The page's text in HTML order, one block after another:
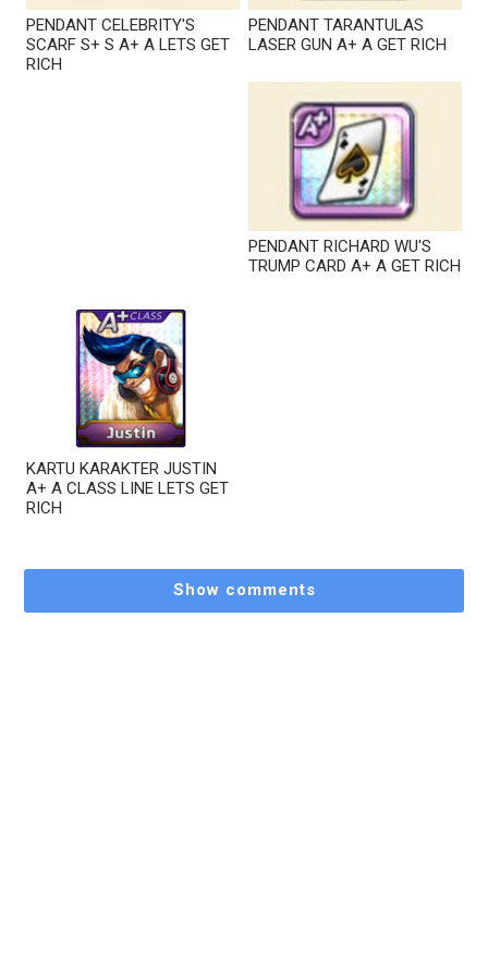
PENDANT CELEBRITY'S
SCARF S+ S A+ A LETS GET
RICH
PENDANT TARANTULAS
LASER GUN A+ A GET RICH
PENDANT RICHARD WU'S
TRUMP CARD A+ A GET RICH
KARTU KARAKTER JUSTIN
A+ A CLASS LINE LETS GET
RICH
Show comments